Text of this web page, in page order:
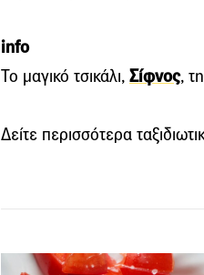
info
Το μαγικό τσικάλι, Σίφνος,
Δείτε περισσότερα